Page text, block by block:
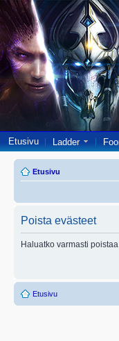
Etusivu Ladder
Etusivu
Poista evästeet
Haluatko varmasti
Etusivu